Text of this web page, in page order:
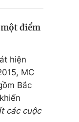
điểm
hiện
MC
Bắc
các cuộc